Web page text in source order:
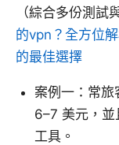
（綜合多份測試
的vpn？全方位
的最佳選擇
案例一：常旅
6–7 美元，並
工具。